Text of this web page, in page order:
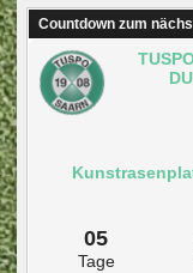
Countdown zum
05
Tage